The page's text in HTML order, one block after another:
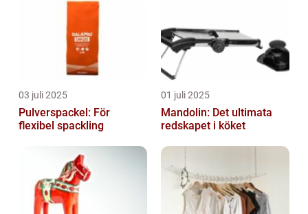
03 juli 2025
Pulverspackel: För
flexibel spackling
01 juli 2025
Mandolin: Det ultimata
redskapet i köket